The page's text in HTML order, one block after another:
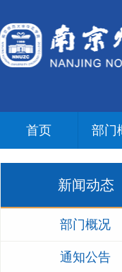
首页 部门
新闻动态
部门概况
通知公告